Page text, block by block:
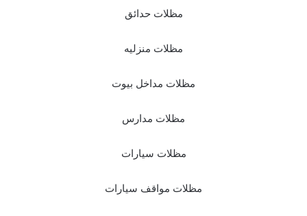
مظلات حدائق
مظلات منزليه
مظلات مداخل بيوت
مظلات مدارس
مظلات سيارات
مظلات مواقف سيارات